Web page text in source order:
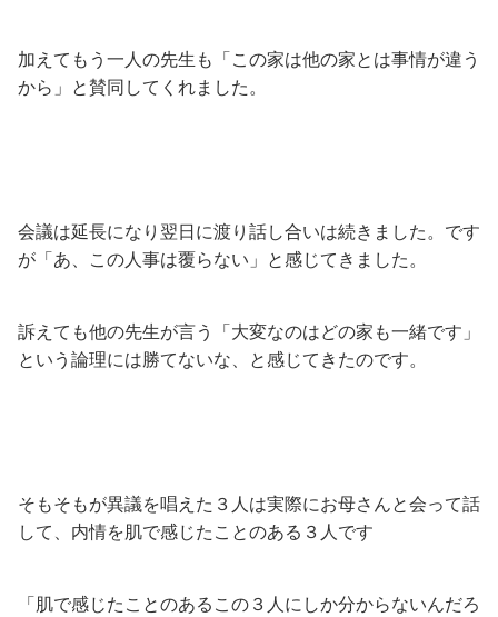
加えてもう一人の先生も「この家は他の家とは事情が違う
から」と賛同してくれました。
会議は延長になり翌日に渡り話し合いは続きました。です
が「あ、この人事は覆らない」と感じてきました。
訴えても他の先生が言う「大変なのはどの家も一緒です」
という論理には勝てないな、と感じてきたのです。
そもそもが異議を唱えた３人は実際にお母さんと会って話
して、内情を肌で感じたことのある３人です
「肌で感じたことのあるこの３人にしか分からないんだろ